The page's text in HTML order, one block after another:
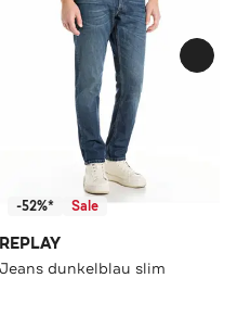
-52%* Sale
REPLAY
Jeans dunkelblau slim